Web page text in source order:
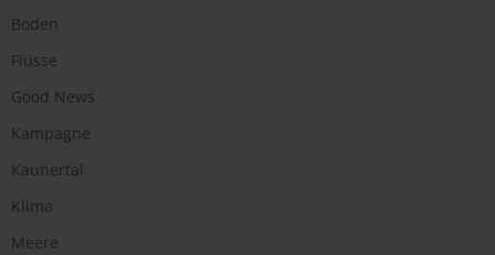
Boden
Flüsse
Good News
Kampagne
Kaunertal
Klima
Meere